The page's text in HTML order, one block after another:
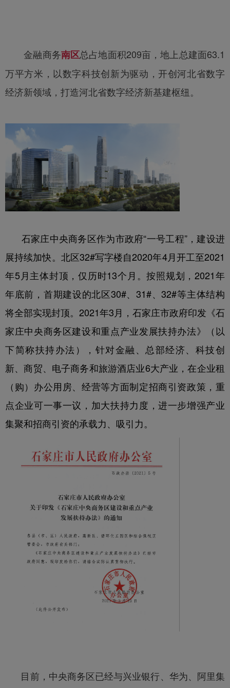
金融商务南区总占地面积209亩，地上总建面63.1
万平方米，以数字科技创新为驱动，开创河北省数字
经济新领域，打造河北省数字经济新基建枢纽。
石家庄中央商务区作为市政府“一号工程”，建设进
展持续加快。 北区32#写字楼自2020年4月开工至2021
年5月主体封顶，仅历时13个月。按照规划，2021年
年底前，首期建设的北区30#、31#、32#等主体结构
将全部实现封顶。 2021年3月，石家庄市政府印发《石
家庄中央商务区建设和重点产业发展扶持办法》（以
下简称扶持办法），针对金融、总部经济、科技创
新、商贸、电子商务和旅游酒店业6大产业，在企业租
（购）办公用房、经营等方面制定招商引资政策，重
点企业可一事一议，加大扶持力度，进一步增强产业
集聚和招商引资的承载力、吸引力。
目前，中央商务区已经与兴业银行、华为、阿里集